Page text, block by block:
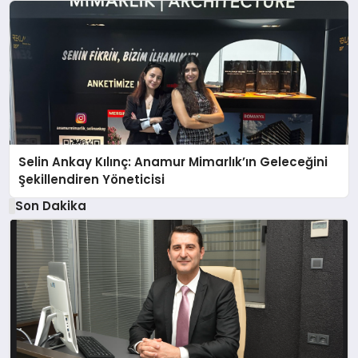
Selin Ankay Kılınç: Anamur Mimarlık’ın Geleceğini
Şekillendiren Yöneticisi
Son Dakika